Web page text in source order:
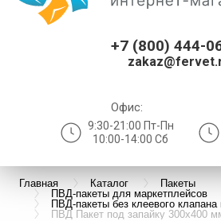
+7 (800) 444-
Офис:
9:30-21:00 Пт-Пн
10:00-14:00 Сб
Главная Каталог
Пакеты
ПВД-пакеты для маркетплейсов
ПВД-пакеты без клеевого клапана
ПВД Пакет под запайку 300х400